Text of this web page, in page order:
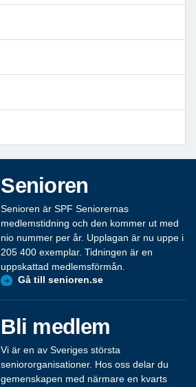
Senioren
Senioren är SPF Seniorernas
medlemstidning och den kommer ut med
nio nummer per år. Upplagan är nu uppe i
205 400 exemplar. Tidningen är en
uppskattad medlemsförmån.
Gå till senioren.se
Bli medlem
Vi är en av Sveriges största
seniororganisationer. Hos oss delar du
gemenskapen med närmare en kvarts